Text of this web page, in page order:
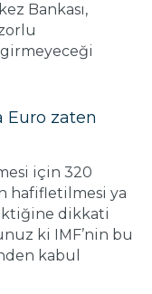
Bankası,
Euro zaten
için 320
hafifletilmesi ya
dikkati
ki IMF’nin bu
kabul